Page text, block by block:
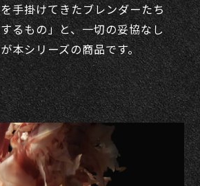
手掛けてきたブレンダーたち
るもの」と、一切の妥協なし
本シリーズの商品です。